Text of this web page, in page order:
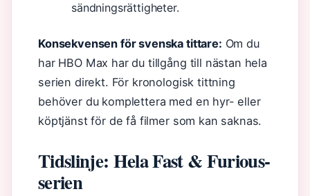
sändningsrättigheter.
Konsekvensen för svenska tittare: Om du
har HBO Max har du tillgång till nästan hela
serien direkt. För kronologisk tittning
behöver du komplettera med en hyr- eller
köptjänst för de få filmer som kan saknas.
Tidslinje: Hela Fast & Furious-
serien